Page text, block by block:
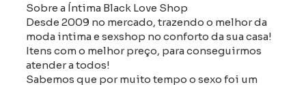
Sobre a Íntima Black Love Shop
Desde 2009 no mercado, trazendo o melhor da
moda intima e sexshop no conforto da sua casa!
Itens com o melhor preço, para conseguirmos
atender a todos!
Sabemos que por muito tempo o sexo foi um